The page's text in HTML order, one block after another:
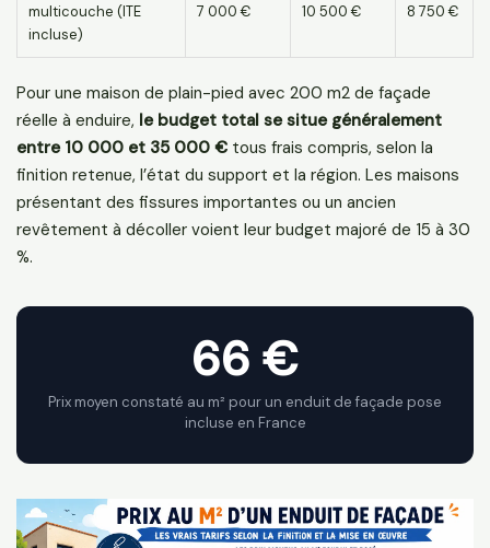
multicouche (ITE
incluse)
7 000 € 10 500 € 8 750 €
Pour une maison de plain-pied avec 200 m2 de façade
réelle à enduire, le budget total se situe généralement
entre 10 000 et 35 000 € tous frais compris, selon la
finition retenue, l’état du support et la région. Les maisons
présentant des fissures importantes ou un ancien
revêtement à décoller voient leur budget majoré de 15 à 30
%.
66 €
Prix moyen constaté au m² pour un enduit de façade pose
incluse en France